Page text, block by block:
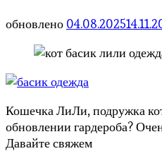
обновлено 04.08.2025
Кошечка ЛиЛи, подружка
обновлении гардероба?
Давайте свяжем